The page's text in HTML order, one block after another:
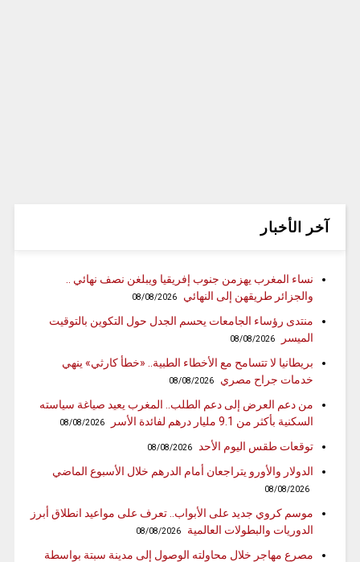
آخر الأخبار
نساء المغرب يهزمن جنوب إفريقيا ويبلغن نصف نهائي ..
والجزائر طريقهن إلى النهائي
08/08/2026
منتدى رؤساء الجامعات يحسم الجدل حول التكوين بالتوقيت
الميسر
08/08/2026
بريطانيا لا تتسامح مع الأخطاء الطبية.. «خطأ كارثي» ينهي
خدمات جراح مصري
08/08/2026
من دعم العرض إلى دعم الطلب.. المغرب يعيد صياغة سياسته
السكنية بأكثر من 9.1 مليار درهم لفائدة الأسر
08/08/2026
توقعات طقس اليوم الأحد 08/08/2026
الدولار والأورو يتراجعان أمام الدرهم خلال الأسبوع الماضي
08/08/2026
موسم كروي جديد على الأبواب.. تعرف على مواعيد انطلاق أبرز
الدوريات والبطولات العالمية
08/08/2026
مصرع مهاجر خلال محاولته الوصول إلى مدينة سبتة بواسطة